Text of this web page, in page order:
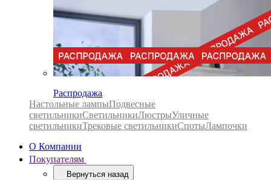
Распродажа
Настольные лампыПодвесные
светильникиСветильникиЛюстрыУличные
светильникиТрековые светильникиСпотыЛампочки
О Компании
Покупателям
Вернуться назад